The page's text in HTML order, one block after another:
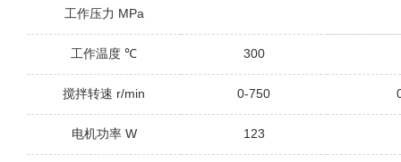
工作压力 MPa
工作温度 ℃ 300
搅拌转速 r/min 0-750
电机功率W 123